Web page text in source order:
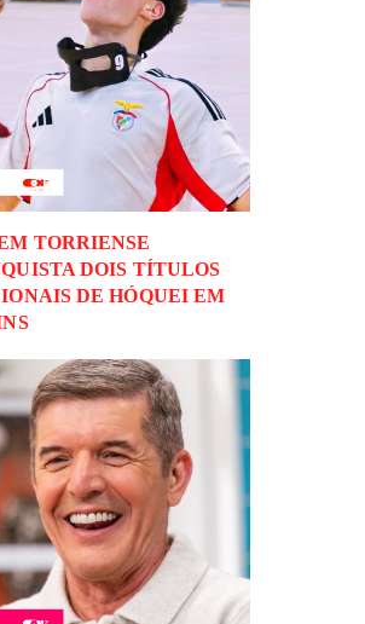
TORRIENSE
DOIS TÍTULOS
DE HÓQUEI EM